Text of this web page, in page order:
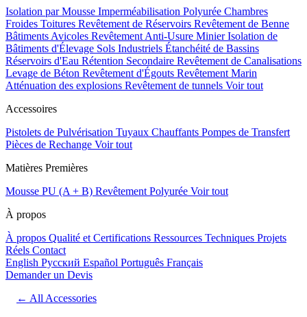
Isolation par Mousse Imperméabilisation Polyurée Chambres
Froides Toitures Revêtement de Réservoirs Revêtement de Benne
Bâtiments Avicoles Revêtement Anti-Usure MinierIsolation de
Bâtiments d'Élevage Sols Industriels Étanchéité de Bassins
Réservoirs d'Eau Rétention Secondaire Revêtement de Canalisations
Levage de Béton Revêtement d'Égouts Revêtement Marin
Atténuation des explosions Revêtement de tunnels Voir tout
Accessoires
Pistolets de Pulvérisation Tuyaux Chauffants Pompes de Transfert
Pièces de Rechange Voir tout
Matières Premières
Mousse PU (A + B) Revêtement Polyurée Voir tout
À propos
À propos Qualité et Certifications Ressources Techniques Projets
Réels Contact
English Русский Español Português Français
Demander un Devis
← All Accessories